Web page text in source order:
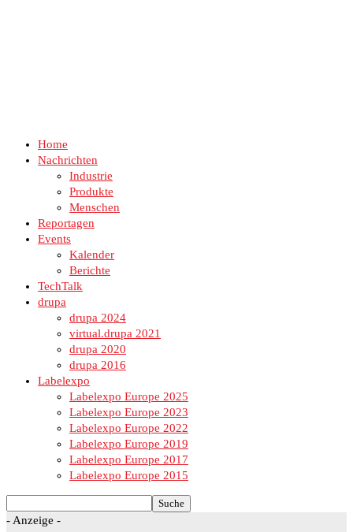
Home
Nachrichten
Industrie
Produkte
Menschen
Reportagen
Events
Kalender
Berichte
TechTalk
drupa
drupa 2024
virtual.drupa 2021
drupa 2020
drupa 2016
Labelexpo
Labelexpo Europe 2025
Labelexpo Europe 2023
Labelexpo Europe 2022
Labelexpo Europe 2019
Labelexpo Europe 2017
Labelexpo Europe 2015
- Anzeige -